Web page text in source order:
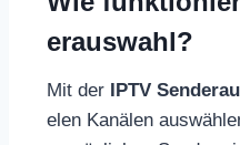
erauswahl?
Mit der IPTV
elen Kanälen